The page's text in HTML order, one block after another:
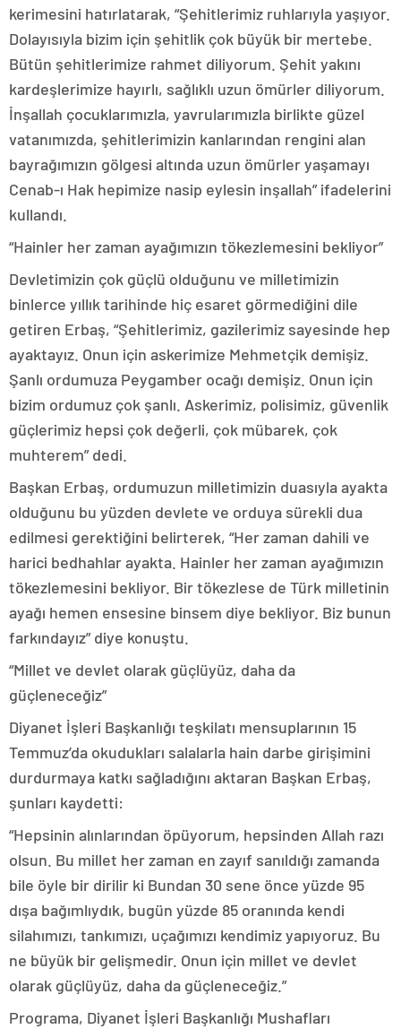
kerimesini hatırlatarak, “Şehitlerimiz ruhlarıyla yaşıyor.
Dolayısıyla bizim için şehitlik çok büyük bir mertebe.
Bütün şehitlerimize rahmet diliyorum. Şehit yakını
kardeşlerimize hayırlı, sağlıklı uzun ömürler diliyorum.
İnşallah çocuklarımızla, yavrularımızla birlikte güzel
vatanımızda, şehitlerimizin kanlarından rengini alan
bayrağımızın gölgesi altında uzun ömürler yaşamayı
Cenab-ı Hak hepimize nasip eylesin inşallah” ifadelerini
kullandı.
“Hainler her zaman ayağımızın tökezlemesini bekliyor”
Devletimizin çok güçlü olduğunu ve milletimizin
binlerce yıllık tarihinde hiç esaret görmediğini dile
getiren Erbaş, “Şehitlerimiz, gazilerimiz sayesinde hep
ayaktayız. Onun için askerimize Mehmetçik demişiz.
Şanlı ordumuza Peygamber ocağı demişiz. Onun için
bizim ordumuz çok şanlı. Askerimiz, polisimiz, güvenlik
güçlerimiz hepsi çok değerli, çok mübarek, çok
muhterem” dedi.
Başkan Erbaş, ordumuzun milletimizin duasıyla ayakta
olduğunu bu yüzden devlete ve orduya sürekli dua
edilmesi gerektiğini belirterek, “Her zaman dahili ve
harici bedhahlar ayakta. Hainler her zaman ayağımızın
tökezlemesini bekliyor. Bir tökezlese de Türk milletinin
ayağı hemen ensesine binsem diye bekliyor. Biz bunun
farkındayız” diye konuştu.
“Millet ve devlet olarak güçlüyüz, daha da
güçleneceğiz”
Diyanet İşleri Başkanlığı teşkilatı mensuplarının 15
Temmuz’da okudukları salalarla hain darbe girişimini
durdurmaya katkı sağladığını aktaran Başkan Erbaş,
şunları kaydetti:
“Hepsinin alınlarından öpüyorum, hepsinden Allah razı
olsun. Bu millet her zaman en zayıf sanıldığı zamanda
bile öyle bir dirilir ki Bundan 30 sene önce yüzde 95
dışa bağımlıydık, bugün yüzde 85 oranında kendi
silahımızı, tankımızı, uçağımızı kendimiz yapıyoruz. Bu
ne büyük bir gelişmedir. Onun için millet ve devlet
olarak güçlüyüz, daha da güçleneceğiz.”
Programa, Diyanet İşleri Başkanlığı Mushafları